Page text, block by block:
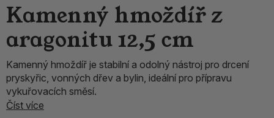
Kamenný hmoždíř z
aragonitu 12,5 cm
Kamenný hmoždíř je stabilní a odolný nástroj pro drcení
pryskyřic, vonných dřev a bylin, ideální pro přípravu
vykuřovacích směsí.
Číst více